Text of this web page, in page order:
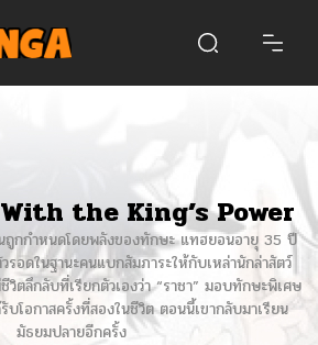
the King’s Power
ถูกกำหนดโดยพลังของทักษะ แทฮยอนอายุ 35 ปี
รอดในฐานะคนแบกสัมภาระให้กับเหล่านักล่าสัตว์
วิตลึกลับที่เรียกตัวเองว่า “ราชา” มอบทักษะพิเศษ
โอกาสครั้งที่สองในชีวิต ตอนนี้เขากลับมาเรียน
มัธยมปลายอีกครั้ง